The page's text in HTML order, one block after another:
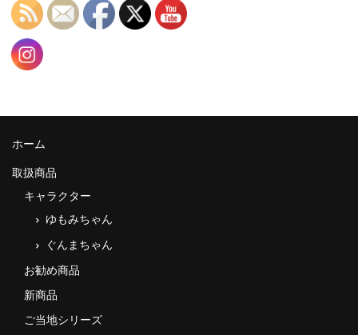
ホーム
取扱商品
キャラクター
ゆもみちゃん
ぐんまちゃん
お勧め商品
新商品
ご当地シリーズ